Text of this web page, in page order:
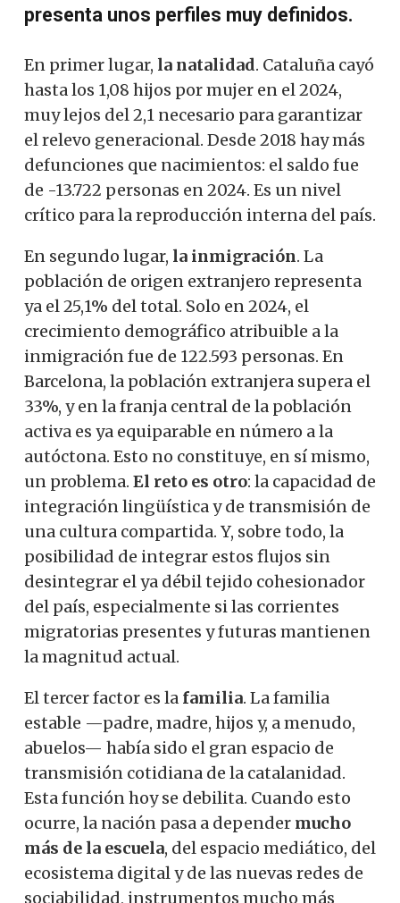
presenta unos perfiles muy definidos.
En primer lugar, la natalidad. Cataluña cayó
hasta los 1,08 hijos por mujer en el 2024,
muy lejos del 2,1 necesario para garantizar
el relevo generacional. Desde 2018 hay más
defunciones que nacimientos: el saldo fue
de -13.722 personas en 2024. Es un nivel
crítico para la reproducción interna del país.
En segundo lugar, la inmigración. La
población de origen extranjero representa
ya el 25,1% del total. Solo en 2024, el
crecimiento demográfico atribuible a la
inmigración fue de 122.593 personas. En
Barcelona, ​​la población extranjera supera el
33%, y en la franja central de la población
activa es ya equiparable en número a la
autóctona. Esto no constituye, en sí mismo,
un problema. El reto es otro: la capacidad de
integración lingüística y de transmisión de
una cultura compartida. Y, sobre todo, la
posibilidad de integrar estos flujos sin
desintegrar el ya débil tejido cohesionador
del país, especialmente si las corrientes
migratorias presentes y futuras mantienen
la magnitud actual.
El tercer factor es la familia. La familia
estable —padre, madre, hijos y, a menudo,
abuelos— había sido el gran espacio de
transmisión cotidiana de la catalanidad.
Esta función hoy se debilita. Cuando esto
ocurre, la nación pasa a depender mucho
más de la escuela, del espacio mediático, del
ecosistema digital y de las nuevas redes de
sociabilidad, instrumentos mucho más